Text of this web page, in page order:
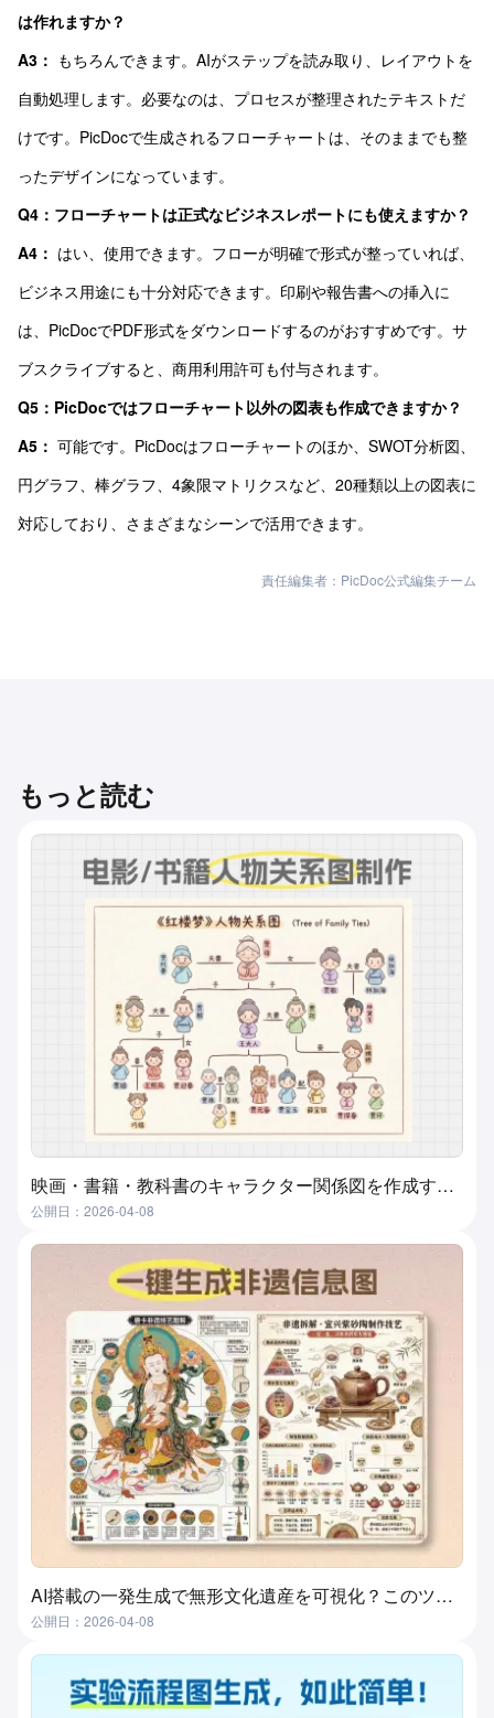
は作れますか？
A3： もちろんできます。AIがステップを読み取り、レイアウトを
自動処理します。必要なのは、プロセスが整理されたテキストだ
けです。PicDocで生成されるフローチャートは、そのままでも整
ったデザインになっています。
Q4：フローチャートは正式なビジネスレポートにも使えますか？
A4： はい、使用できます。フローが明確で形式が整っていれば、
ビジネス用途にも十分対応できます。印刷や報告書への挿入に
は、PicDocでPDF形式をダウンロードするのがおすすめです。サ
ブスクライブすると、商用利用許可も付与されます。
Q5：PicDocではフローチャート以外の図表も作成できますか？
A5： 可能です。PicDocはフローチャートのほか、SWOT分析図、
円グラフ、棒グラフ、4象限マトリクスなど、20種類以上の図表に
対応しており、さまざまなシーンで活用できます。
責任編集者：PicDoc公式編集チーム
もっと読む
映画・書籍・教科書のキャラクター関係図を作成する方法？超実用的で簡単な方法
公開日：2026-04-08
AI搭載の一発生成で無形文化遺産を可視化？このツールが実現します！
公開日：2026-04-08